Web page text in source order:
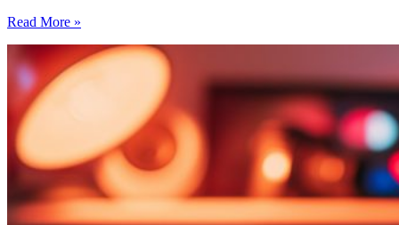
Découvrez
Hootsuite
transforme
gestion
des
réseaux
sociaux
Read More »